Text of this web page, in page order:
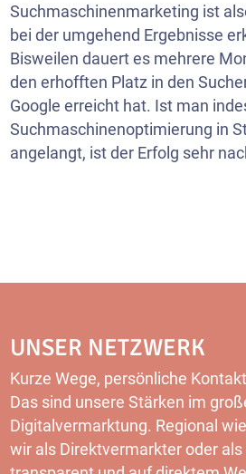
Suchmaschinenmarketing ist
bei der umgehend Ergebnisse
Bisweilen dauert es mehrere
den erhofften Platz in den
Google erreicht hat. Ist man
Suchmaschinenoptimierung in
angelangt, ist der Erfolg sehr
UNSER NETZWERK
Kurze Wege, persönliche
Das sind unsere Stärken im
Digitalvermarktung. Regional
wir als Direktvermarkter oder